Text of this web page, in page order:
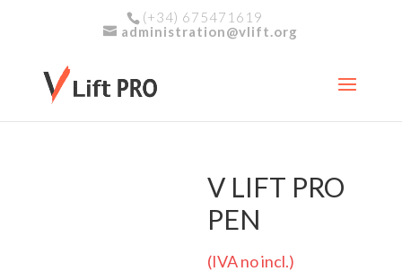
(+34) 675471619
administration@vlift.org
V LIFT PRO
PEN
(IVA no incl.)